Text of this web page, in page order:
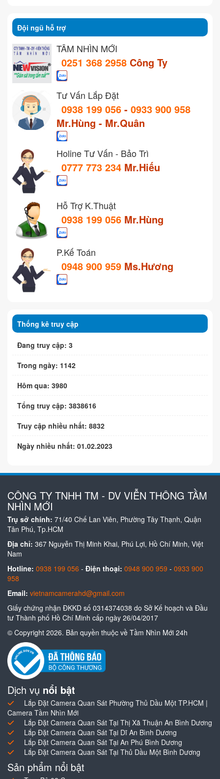
Đội ngũ hỗ trợ
TẦM NHÌN MỚI
0251 368 2958 Công Ty
Tư Vấn Lắp Đặt
0938 199 056 - 0933 900 958
Mr.Hùng - Mr.Quân
Holine Tư Vấn - Bảo Trì
0777 773 234 Mr.Hiếu
Hỗ Trợ K.Thuật
0938 199 056 Mr.Hùng
P.Kế Toán
0948 900 959 Ms.Hương
Thống kê truy cập
Đang truy cập: 3
Trong ngày: 1142
Hôm qua: 3980
Tổng truy cập: 3838616
Truy cập nhiều nhất: 8832
Ngày nhiều nhất: 01.02.2023
CÔNG TY TNHH TM - DV VIỄN THÔNG TẦM
NHÌN MỚI
Trụ sở chính: 71/40 Chế Lan Viên, Phường Tây Thạnh, Quận
Tân Phú, Tp.HCM
Địa chỉ: 367 Nguyễn Thị Minh Khai, Phú Lợi, Hồ Chí Minh, Việt
Nam
Hotline: 0938 199 056 - Điện thoại: 0948 900 959 - 0933 900
958
Email: vietnamcamerahd@gmail.com
Giấy chứng nhận ĐKKD số 0314374038 do Sở Kế hoạch và Đầu
tư Thành phố Hồ Chí Minh cấp ngày 26/04/2017
© Copyright 2026. Bản quyền thuộc về Tầm Nhìn Mới 24h
Dịch vụ nổi bật
Lắp Đặt Camera Quan Sát Phường Thủ Dầu Một TP.HCM |
Camera Tầm Nhìn Mới
Lắp Đặt Camera Quan Sát Tại Thị Xã Thuận An Bình Dương
Lắp Đặt Camera Quan Sát Tại Dĩ An Bình Dương
Lắp Đặt Camera Quan Sát Tại An Phú Bình Dương
Lắp Đặt Camera Quan Sát Tại Thủ Dầu Một Bình Dương
Sản phẩm nổi bật